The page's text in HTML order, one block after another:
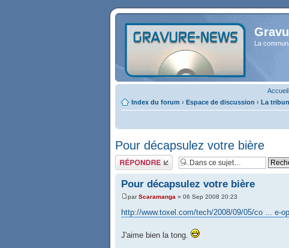
La
Index du forum › Espace de discussion › La
Pour décapsulez votre bière
Répondre
Pour décapsulez votre bière
parScaramanga » 06 Sep 2008 20:23
http://www.toxel.com/tech/2008/09/05/co ... e-
J'aime bien la tong.